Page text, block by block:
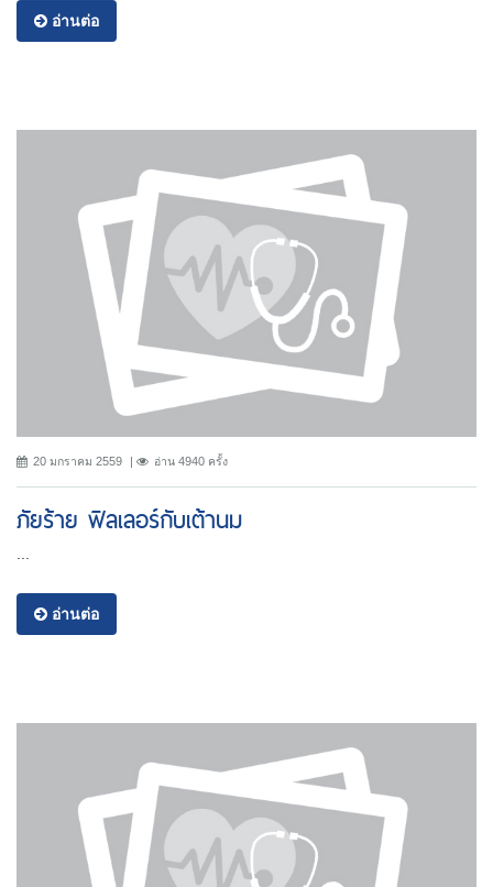
อ่านต่อ
20 มกราคม 2559 อ่าน 4940 ครั้ง
ภัยร้าย ฟิลเลอร์กับเต้านม
อ่านต่อ